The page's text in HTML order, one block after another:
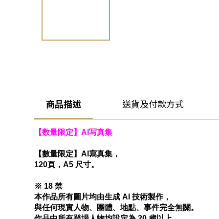
商品描述 送貨及付款方式
【数量限定】AI写真集
【數量限定】AI寫真集，
120頁，A5 尺寸。
※ 18 禁
本作品所有圖片均由生成 AI 技術製作，
與任何現實人物、團體、地點、事件完全無關。